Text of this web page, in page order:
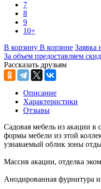
7
8
9
10+
В корзину В корзине Заявка
За объем предоставляем
Рассказать друзьям
Описание
Характеристики
Отзывы
Садовая мебель из акации в
формы мебели из этой
узнаваемый облик зоны
Массив акации, отделка
Анодированная фурнитура